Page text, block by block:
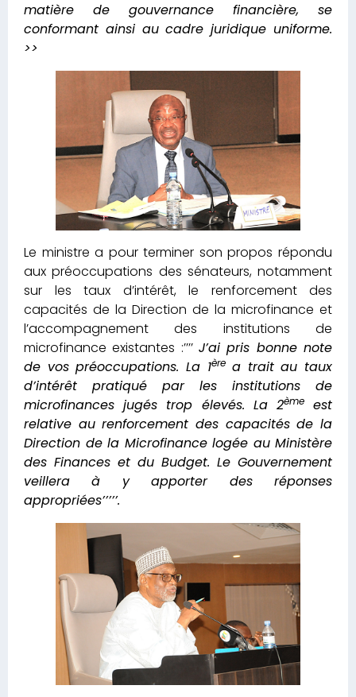
matière de gouvernance financière, se
conformant ainsi au cadre juridique uniforme.
>>
Le ministre a pour terminer son propos répondu
aux préoccupations des sénateurs, notamment
sur les taux d’intérêt, le renforcement des
capacités de la Direction de la microfinance et
l’accompagnement des institutions de
microfinance existantes :’’’’ J’ai pris bonne note
de vos préoccupations. La 1èrea trait au taux
d’intérêt pratiqué par les institutions de
microfinances jugés trop élevés. La 2èmeest
relative au renforcement des capacités de la
Direction de la Microfinance logée au Ministère
des Finances et du Budget. Le Gouvernement
veillera à y apporter des réponses
appropriées’’’’’.